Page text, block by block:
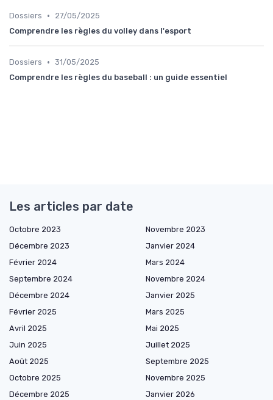
Dossiers •
27/05/2025
Comprendre les règles du volley dans l'esport
Dossiers • 31/05/2025
Comprendre les règles du baseball : un guide essentiel
Les articles par date
Octobre 2023
Novembre 2023
Décembre 2023
Janvier 2024
Février 2024
Mars 2024
Septembre 2024
Novembre 2024
Décembre 2024
Janvier 2025
Février 2025
Mars 2025
Avril 2025
Mai 2025
Juin 2025
Juillet 2025
Août 2025
Septembre 2025
Octobre 2025
Novembre 2025
Décembre 2025
Janvier 2026